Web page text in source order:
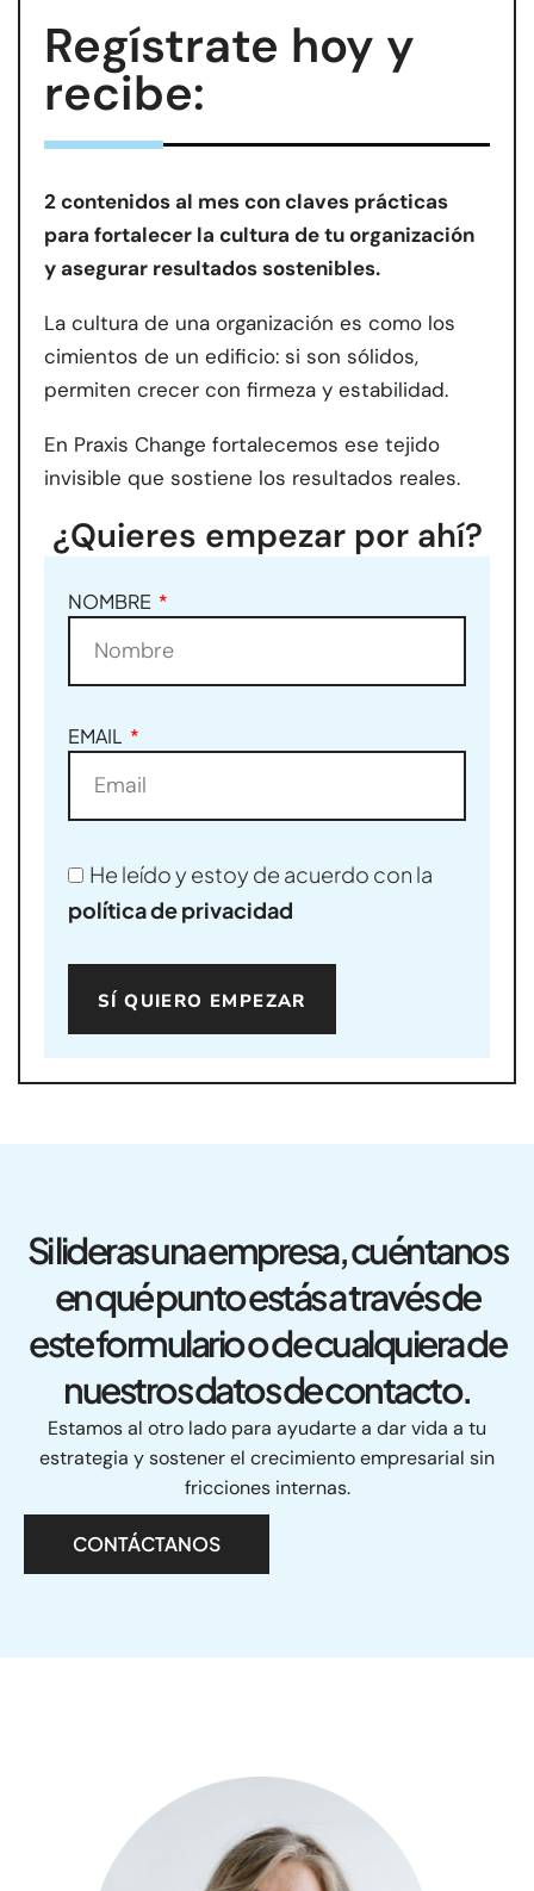
Regístrate hoy y
recibe:
2 contenidos al mes con claves prácticas
para fortalecer la cultura de tu organización
y asegurar resultados sostenibles.
La cultura de una organización es como los
cimientos de un edificio: si son sólidos,
permiten crecer con firmeza y estabilidad.
En Praxis Change fortalecemos ese tejido
invisible que sostiene los resultados reales.
¿Quieres empezar por ahí?
NOMBRE
EMAIL
He leído y estoy de acuerdo con la
política de privacidad
SÍ QUIERO EMPEZAR
Si lideras una empresa, cuéntanos
en qué punto estás a través de
este formulario o de cualquiera de
nuestros datos de contacto.
Estamos al otro lado para ayudarte a dar vida a tu
estrategia y sostener el crecimiento empresarial sin
fricciones internas.
CONTÁCTANOS